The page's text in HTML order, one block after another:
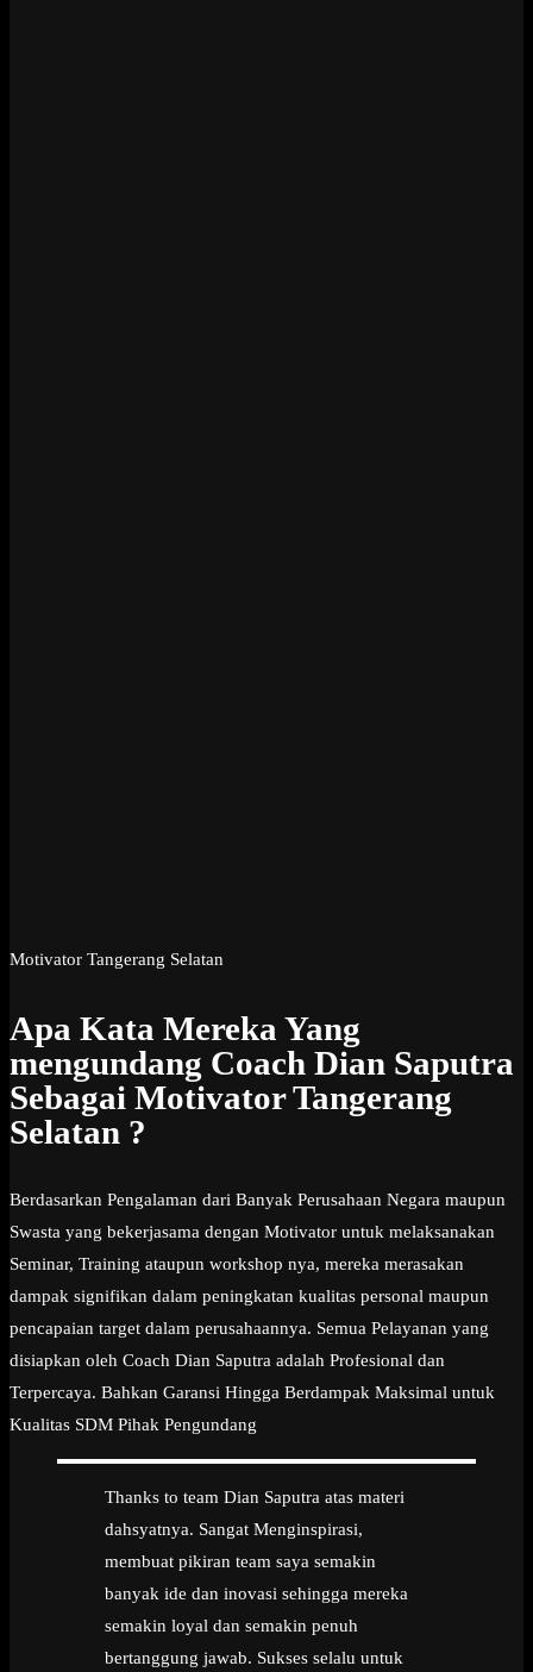
Motivator Tangerang Selatan
Apa Kata Mereka Yang
mengundang Coach Dian Saputra
Sebagai Motivator Tangerang
Selatan ?
Berdasarkan Pengalaman dari Banyak Perusahaan Negara maupun
Swasta yang bekerjasama dengan Motivator untuk melaksanakan
Seminar, Training ataupun workshop nya, mereka merasakan
dampak signifikan dalam peningkatan kualitas personal maupun
pencapaian target dalam perusahaannya. Semua Pelayanan yang
disiapkan oleh Coach Dian Saputra adalah Profesional dan
Terpercaya. Bahkan Garansi Hingga Berdampak Maksimal untuk
Kualitas SDM Pihak Pengundang
Thanks to team Dian Saputra atas materi
dahsyatnya. Sangat Menginspirasi,
membuat pikiran team saya semakin
banyak ide dan inovasi sehingga mereka
semakin loyal dan semakin penuh
bertanggung jawab. Sukses selalu untuk